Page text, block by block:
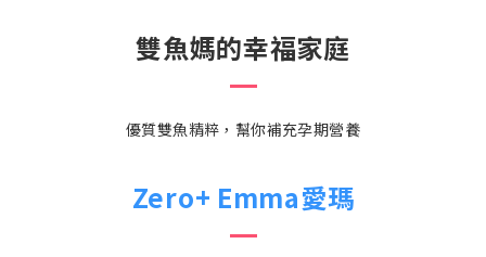
雙魚媽的幸福家庭
優質雙魚精粹，幫你補充孕期營養
Zero+ Emma愛瑪